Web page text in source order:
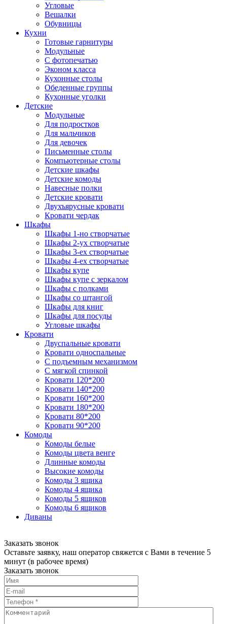
Угловые
Вешалки
Обувницы
Кухни
Готовые гарнитуры
Модульные
С фотопечатью
Эконом класса
Кухонные столы
Обеденные группы
Кухонные уголки
Детские
Модульные
Для подростков
Для мальчиков
Для девочек
Письменные столы
Компьютерные столы
Детские шкафы
Детские комоды
Навесные полки
Детские кровати
Двухъярусные кровати
Кровати чердак
Шкафы
Шкафы 1-но створчатые
Шкафы 2-ух створчатые
Шкафы 3-ех створчатые
Шкафы 4-ех створчатые
Шкафы купе
Шкафы купе с зеркалом
Шкафы с полками
Шкафы со штангой
Шкафы для книг
Шкафы для посуды
Угловые шкафы
Кровати
Двуспальные кровати
Кровати односпальные
С подъемным механизмом
С мягкой спинкой
Кровати 120*200
Кровати 140*200
Кровати 160*200
Кровати 180*200
Кровати 80*200
Кровати 90*200
Комоды
Комоды белые
Комоды цвета венге
Длинные комоды
Высокие комоды
Комоды 3 ящика
Комоды 4 ящика
Комоды 5 ящиков
Комоды 6 ящиков
Диваны
Заказать звонок
Оставьте заявку, наш оператор свяжется с Вами в течение 5
минут (в рабочее время)
Заказать звонок